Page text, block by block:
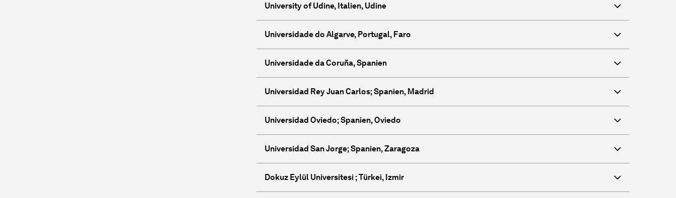
University of Udine, Italien, Udine
Universidade do Algarve, Por­tu­gal, Faro
Universidade da Coruña, Spanien
Universidad Rey Juan Carlos; Spanien, Madrid
Universidad Oviedo; Spanien, Oviedo
Universidad San Jorge; Spanien, Zaragoza
Dokuz Eylül Universitesi ; Türkei, Izmir